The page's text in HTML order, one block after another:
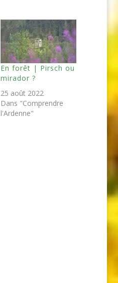
En forêt | Pirsch ou
mirador ?
25 août 2022
Dans "Comprendre
l'Ardenne"